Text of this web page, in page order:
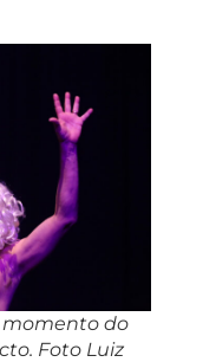
momento do
Foto Luiz